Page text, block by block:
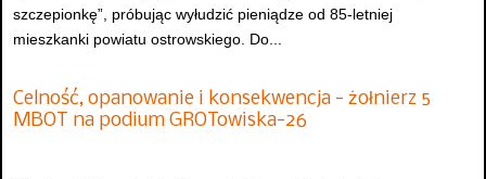
szczepionkę”, próbując wyłudzić pieniądze od 85-letniej
mieszkanki powiatu ostrowskiego. Do...
Celność, opanowanie i konsekwencja - żołnierz 5
MBOT na podium GROTowiska-26